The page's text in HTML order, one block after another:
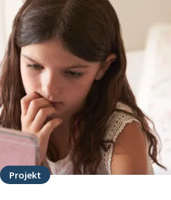
Projekt